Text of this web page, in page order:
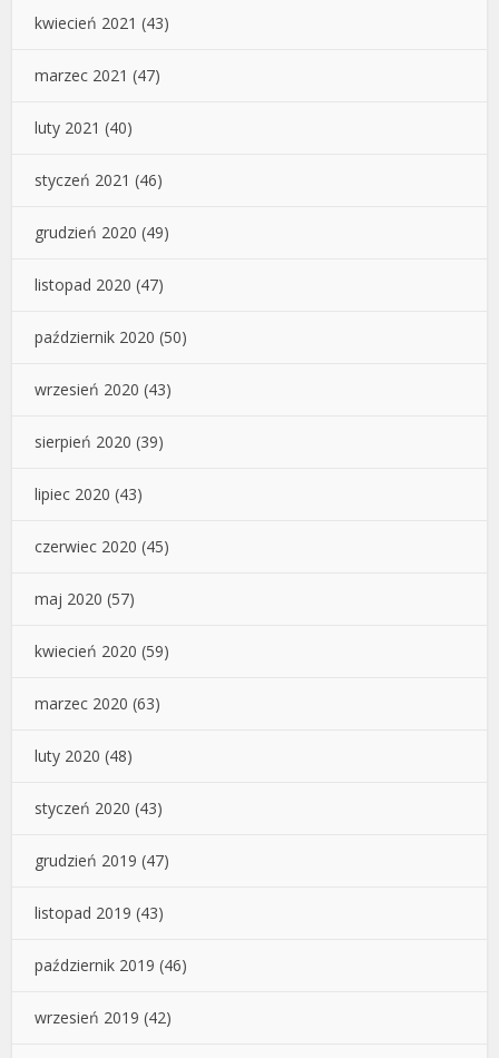
kwiecień 2021 (43)
marzec 2021 (47)
luty 2021 (40)
styczeń 2021 (46)
grudzień 2020 (49)
listopad 2020 (47)
październik 2020 (50)
wrzesień 2020 (43)
sierpień 2020 (39)
lipiec 2020 (43)
czerwiec 2020 (45)
maj 2020 (57)
kwiecień 2020 (59)
marzec 2020 (63)
luty 2020 (48)
styczeń 2020 (43)
grudzień 2019 (47)
listopad 2019 (43)
październik 2019 (46)
wrzesień 2019 (42)